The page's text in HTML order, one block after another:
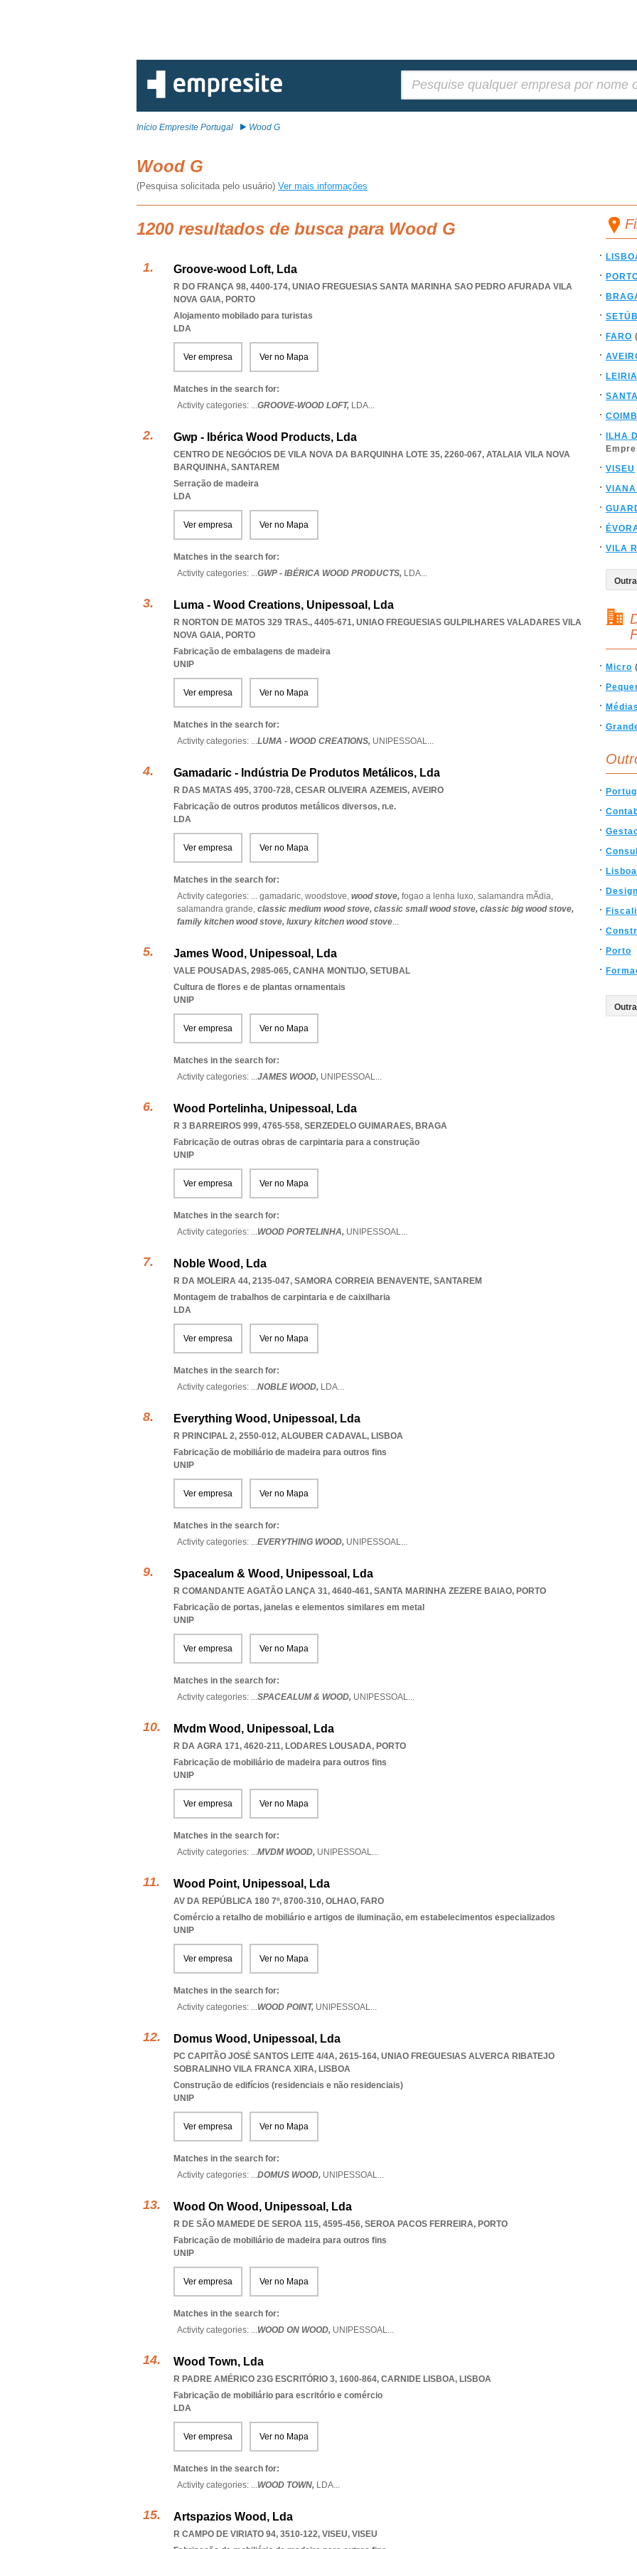
Início Empresite Portugal Wood G
Wood G
(Pesquisa solicitada pelo usuário) Ver mais informações
1200 resultados de busca para Wood G
Groove-wood Loft, Lda
R DO FRANÇA 98, 4400-174, UNIAO FREGUESIAS SANTA MARINHA SAO PEDRO AFURADA VILA
NOVA GAIA, PORTO
Alojamento mobilado para turistas
LDA
Ver empresa Ver no Mapa
Matches in the search for:
Activity categories: ...GROOVE-WOOD LOFT, LDA...
Gwp - Ibérica Wood Products, Lda
CENTRO DE NEGÓCIOS DE VILA NOVA DA BARQUINHA LOTE 35, 2260-067, ATALAIA VILA NOVA
BARQUINHA, SANTAREM
Serração de madeira
LDA
Ver empresa Ver no Mapa
Matches in the search for:
Activity categories: ...GWP - IBÉRICA WOOD PRODUCTS, LDA...
Luma - Wood Creations, Unipessoal, Lda
R NORTON DE MATOS 329 TRAS., 4405-671, UNIAO FREGUESIAS GULPILHARES VALADARES VILA
NOVA GAIA, PORTO
Fabricação de embalagens de madeira
UNIP
Ver empresa Ver no Mapa
Matches in the search for:
Activity categories: ...LUMA - WOOD CREATIONS, UNIPESSOAL...
Gamadaric - Indústria De Produtos Metálicos, Lda
R DAS MATAS 495, 3700-728, CESAR OLIVEIRA AZEMEIS, AVEIRO
Fabricação de outros produtos metálicos diversos, n.e.
LDA
Ver empresa Ver no Mapa
Matches in the search for:
Activity categories: ... gamadaric, woodstove, wood stove, fogao a lenha luxo, salamandra mÃdia,
salamandra grande, classic medium wood stove, classic small wood stove, classic big wood stove,
family kitchen wood stove, luxury kitchen wood stove...
James Wood, Unipessoal, Lda
VALE POUSADAS, 2985-065, CANHA MONTIJO, SETUBAL
Cultura de flores e de plantas ornamentais
UNIP
Ver empresa Ver no Mapa
Matches in the search for:
Activity categories: ...JAMES WOOD, UNIPESSOAL...
Wood Portelinha, Unipessoal, Lda
R 3 BARREIROS 999, 4765-558, SERZEDELO GUIMARAES, BRAGA
Fabricação de outras obras de carpintaria para a construção
UNIP
Ver empresa Ver no Mapa
Matches in the search for:
Activity categories: ...WOOD PORTELINHA, UNIPESSOAL...
Noble Wood, Lda
R DA MOLEIRA 44, 2135-047, SAMORA CORREIA BENAVENTE, SANTAREM
Montagem de trabalhos de carpintaria e de caixilharia
LDA
Ver empresa Ver no Mapa
Matches in the search for:
Activity categories: ...NOBLE WOOD, LDA...
Everything Wood, Unipessoal, Lda
R PRINCIPAL 2, 2550-012, ALGUBER CADAVAL, LISBOA
Fabricação de mobiliário de madeira para outros fins
UNIP
Ver empresa Ver no Mapa
Matches in the search for:
Activity categories: ...EVERYTHING WOOD, UNIPESSOAL...
Spacealum & Wood, Unipessoal, Lda
R COMANDANTE AGATÃO LANÇA 31, 4640-461, SANTA MARINHA ZEZERE BAIAO, PORTO
Fabricação de portas, janelas e elementos similares em metal
UNIP
Ver empresa Ver no Mapa
Matches in the search for:
Activity categories: ...SPACEALUM & WOOD, UNIPESSOAL...
Mvdm Wood, Unipessoal, Lda
R DA AGRA 171, 4620-211, LODARES LOUSADA, PORTO
Fabricação de mobiliário de madeira para outros fins
UNIP
Ver empresa Ver no Mapa
Matches in the search for:
Activity categories: ...MVDM WOOD, UNIPESSOAL...
Wood Point, Unipessoal, Lda
AV DA REPÚBLICA 180 7º, 8700-310, OLHAO, FARO
Comércio a retalho de mobiliário e artigos de iluminação, em estabelecimentos especializados
UNIP
Ver empresa Ver no Mapa
Matches in the search for:
Activity categories: ...WOOD POINT, UNIPESSOAL...
Domus Wood, Unipessoal, Lda
PC CAPITÃO JOSÉ SANTOS LEITE 4/4A, 2615-164, UNIAO FREGUESIAS ALVERCA RIBATEJO
SOBRALINHO VILA FRANCA XIRA, LISBOA
Construção de edifícios (residenciais e não residenciais)
UNIP
Ver empresa Ver no Mapa
Matches in the search for:
Activity categories: ...DOMUS WOOD, UNIPESSOAL...
Wood On Wood, Unipessoal, Lda
R DE SÃO MAMEDE DE SEROA 115, 4595-456, SEROA PACOS FERREIRA, PORTO
Fabricação de mobiliário de madeira para outros fins
UNIP
Ver empresa Ver no Mapa
Matches in the search for:
Activity categories: ...WOOD ON WOOD, UNIPESSOAL...
Wood Town, Lda
R PADRE AMÉRICO 23G ESCRITÓRIO 3, 1600-864, CARNIDE LISBOA, LISBOA
Fabricação de mobiliário para escritório e comércio
LDA
Ver empresa Ver no Mapa
Matches in the search for:
Activity categories: ...WOOD TOWN, LDA...
Artspazios Wood, Lda
R CAMPO DE VIRIATO 94, 3510-122, VISEU, VISEU
FARO
LEIRIA
ILHA
VISEU
VILA
Micro
Lisboa
Porto